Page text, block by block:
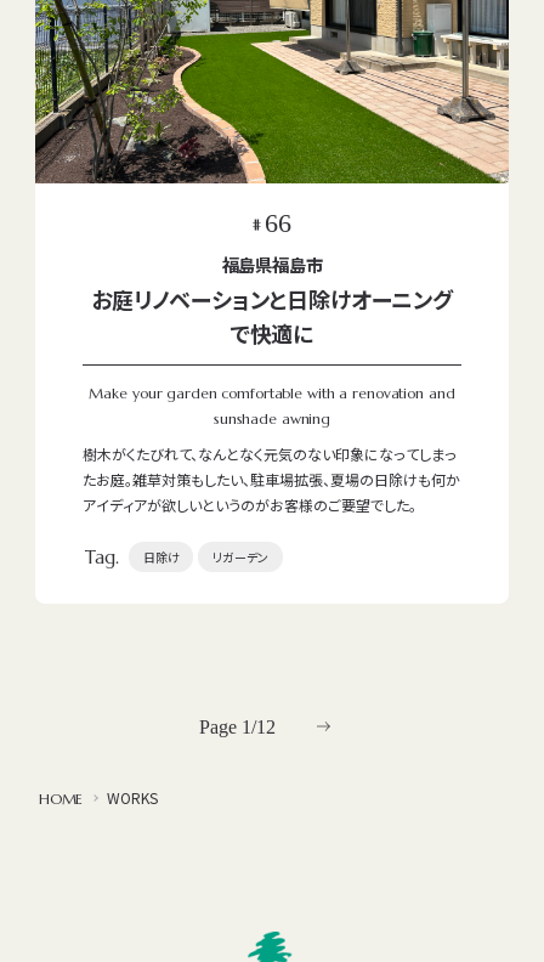
# 66
福島県福島市
お庭リノベーションと日除けオーニング
で快適に
Make your garden comfortable with a renovation and
sunshade awning
樹木がくたびれて、なんとなく元気のない印象になってしまっ
たお庭。雑草対策もしたい、駐車場拡張、夏場の日除けも何か
アイディアが欲しいというのがお客様のご要望でした。
Tag. 日除け リガーデン
Page 1/12
HOME WORKS